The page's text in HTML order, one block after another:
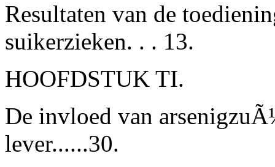
Resultaten van de
suikerzieken. . . 13.
HOOFDSTUK TI.
De invloed van
lever......30.